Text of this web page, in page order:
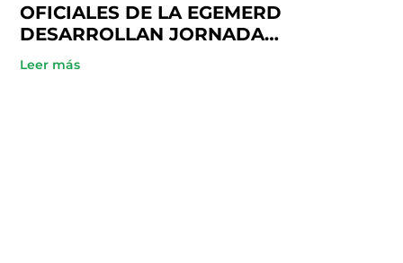
OFICIALES DE LA EGEMERD
DESARROLLAN JORNADA
ACADÉMICA EN COOPINFA
Leer más